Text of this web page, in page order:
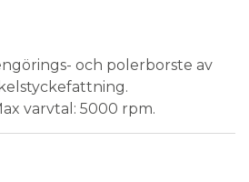
och polerborste av
varvtal: 5000 rpm.